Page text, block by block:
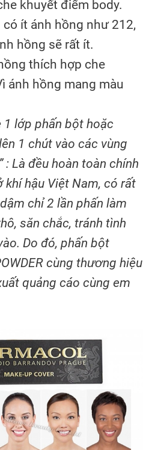
khuyết điểm body.
ít ánh hồng như 212,
hồng sẽ rất ít.
thích hợp che
ánh hồng mang màu
1 lớp phấn bột hoặc
1 chút vào các vùng
: Là đều hoàn toàn chính
khí hậu Việt Nam, có rất
chỉ 2 lần phấn làm
săn chắc, tránh tình
Do đó, phấn bột
cùng thương hiệu
quảng cáo cùng em